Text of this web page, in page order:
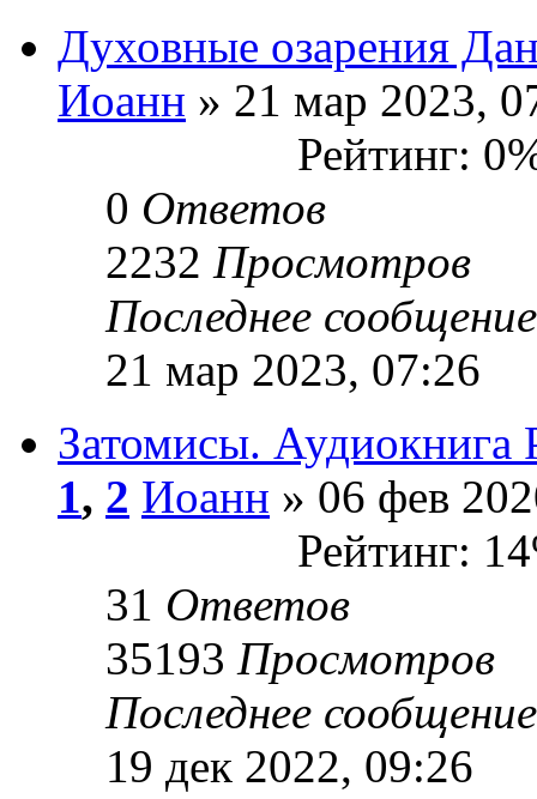
Духовные озарения
Иоанн » 21 мар 2023,
Рейтинг:
0 Ответов
2232 Просмотров
Последнее
21 мар 2023, 07:26
Затомисы. Аудиокнига
1, 2 Иоанн » 06 фев
Рейтинг:
31 Ответов
35193 Просмотров
Последнее
19 дек 2022, 09:26